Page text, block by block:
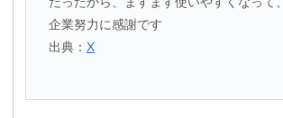
企業努力に感謝です
出典： X